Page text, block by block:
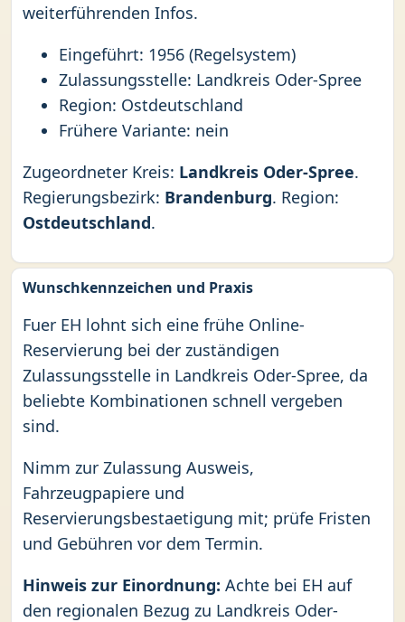
weiterführenden Infos.
Eingeführt: 1956 (Regelsystem)
Zulassungsstelle: Landkreis Oder-Spree
Region: Ostdeutschland
Frühere Variante: nein
Zugeordneter Kreis: Landkreis Oder-Spree.
Regierungsbezirk: Brandenburg. Region:
Ostdeutschland.
Wunschkennzeichen und Praxis
Fuer EH lohnt sich eine frühe Online-
Reservierung bei der zuständigen
Zulassungsstelle in Landkreis Oder-Spree, da
beliebte Kombinationen schnell vergeben
sind.
Nimm zur Zulassung Ausweis,
Fahrzeugpapiere und
Reservierungsbestaetigung mit; prüfe Fristen
und Gebühren vor dem Termin.
Hinweis zur Einordnung: Achte bei EH auf
den regionalen Bezug zu Landkreis Oder-